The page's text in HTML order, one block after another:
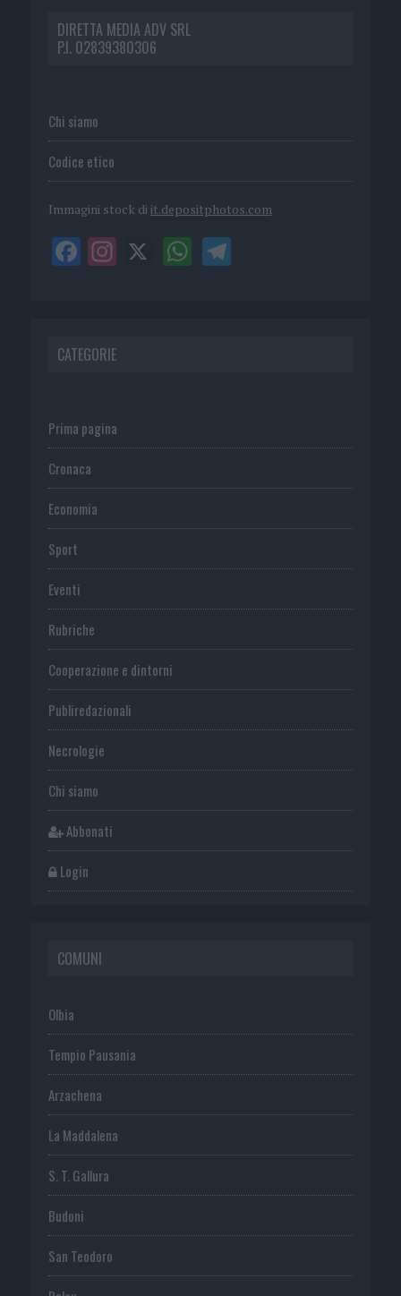
DIRETTA MEDIA ADV SRL
P.I. 02839380306
Chi siamo
Codice etico
Immagini stock di it.depositphotos.com
CATEGORIE
Prima pagina
Cronaca
Economia
Sport
Eventi
Rubriche
Cooperazione e dintorni
Publiredazionali
Necrologie
Chi siamo
Abbonati
Login
COMUNI
Olbia
Tempio Pausania
Arzachena
La Maddalena
S. T. Gallura
Budoni
San Teodoro